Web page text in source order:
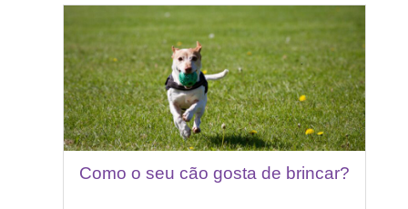
Como o seu cão gosta de brincar?